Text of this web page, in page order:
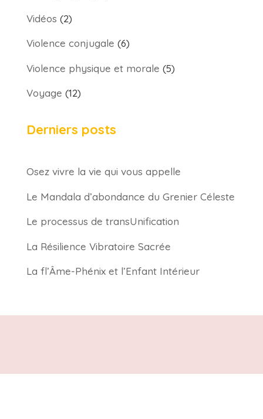
Vidéos (2)
Violence conjugale (6)
Violence physique et morale (5)
Voyage (12)
Derniers posts
Osez vivre la vie qui vous appelle
Le Mandala d’abondance du Grenier Céleste
Le processus de transUnification
La Résilience Vibratoire Sacrée
La fl’Âme-Phénix et l’Enfant Intérieur